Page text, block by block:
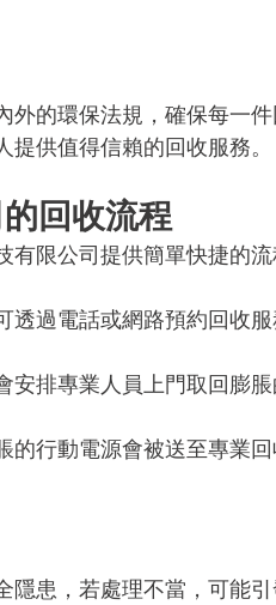
外的環保法規，確保每一
供值得信賴的回收服務。
回收流程
有限公司提供簡單快捷的
透過電話或網路預約回收
安排專業人員上門取回膨
的行動電源會被送至專業
隱患，若處理不當，可能